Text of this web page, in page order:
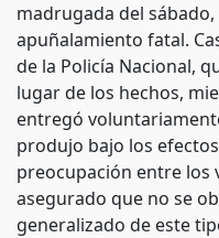
madrugada del
apuñalamiento fatal.
de la Policía Nacional,
lugar de los hechos,
entregó
produjo bajo los
preocupación entre los
asegurado que no se
generalizado de este